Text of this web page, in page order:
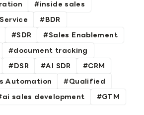
inside sales
BDR
SDR Sales Enablement
document tracking
DSR AI SDR CRM
Automation Qualified
ai sales development GTM